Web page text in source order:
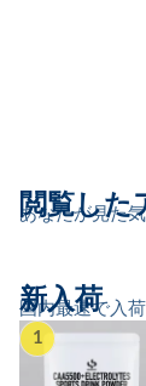
あなたが見た
閲覧した
国内最速で入
新入荷
1